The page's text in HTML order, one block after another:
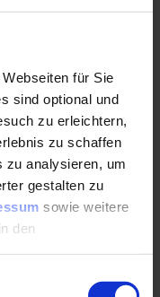
für Sie
sind optional und
zu erleichtern,
zu schaffen
zu analysieren, um
gestalten zu
sowie weitere
den
und
Monitoring
hier.
Düsseldorf
Online